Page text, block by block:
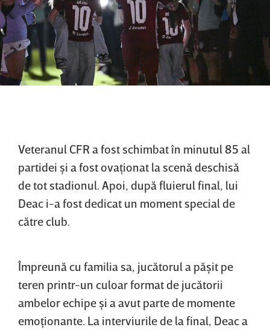
Veteranul CFR a fost schimbat în minutul 85 al
partidei şi a fost ovaţionat la scenă deschisă
de tot stadionul. Apoi, după fluierul final, lui
Deac i-a fost dedicat un moment special de
către club.
Împreună cu familia sa, jucătorul a păşit pe
teren printr-un culoar format de jucătorii
ambelor echipe şi a avut parte de momente
emoţionante. La interviurile de la final, Deac a